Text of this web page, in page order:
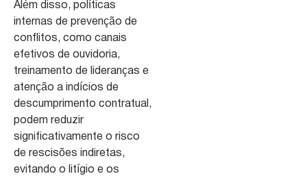
Além disso, políticas
internas de prevenção de
conflitos, como canais
efetivos de ouvidoria,
treinamento de lideranças e
atenção a indícios de
descumprimento contratual,
podem reduzir
significativamente o risco
de rescisões indiretas,
evitando o litígio e os